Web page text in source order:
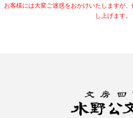
お客様には大変ご迷惑をおかけいたしますが
し上げます。